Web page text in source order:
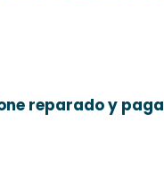
reparado y